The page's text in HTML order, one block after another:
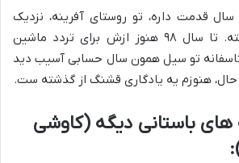
این پل که حدود ۱۰۰ سال قدمت داره، تو روستای آفرینه، نزدیک
آبشار آفرینه قرار گرفته. تا سال ۹۸ هنوز ازش برای تردد ماشین
تو سیل همون سال حسابی آسیب دید
حال، هنوزم یه یادگاری قشنگ از گذشته ست.
های باستانی دیگه (کاوشی